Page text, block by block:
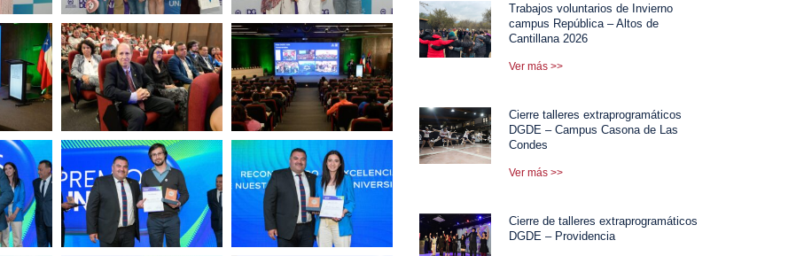
Trabajos voluntarios de Invierno
campus República – Altos de
Cantillana 2026
Ver más >>
Cierre talleres extraprogramáticos
DGDE – Campus Casona de Las
Condes
Ver más >>
Cierre de talleres extraprogramáticos
DGDE – Providencia